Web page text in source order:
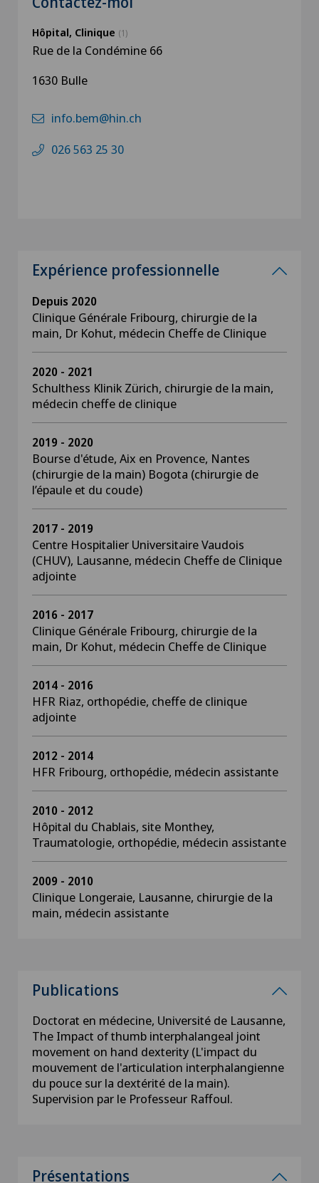
Hôpital, Clinique (1)
Rue de la Condémine 66
1630 Bulle
info.bem@hin.ch
026 563 25 30
Expérience professionnelle
Depuis 2020
Clinique Générale Fribourg, chirurgie de la
main, Dr Kohut, médecin Cheffe de Clinique
2020 - 2021
Schulthess Klinik Zürich, chirurgie de la main,
médecin cheffe de clinique
2019 - 2020
Bourse d'étude, Aix en Provence, Nantes
(chirurgie de la main) Bogota (chirurgie de
l’épaule et du coude)
2017 - 2019
Centre Hospitalier Universitaire Vaudois
(CHUV), Lausanne, médecin Cheffe de Clinique
adjointe
2016 - 2017
Clinique Générale Fribourg, chirurgie de la
main, Dr Kohut, médecin Cheffe de Clinique
2014 - 2016
HFR Riaz, orthopédie, cheffe de clinique
adjointe
2012 - 2014
HFR Fribourg, orthopédie, médecin assistante
2010 - 2012
Hôpital du Chablais, site Monthey,
Traumatologie, orthopédie, médecin assistante
2009 - 2010
Clinique Longeraie, Lausanne, chirurgie de la
main, médecin assistante
Publications
Doctorat en médecine, Université de Lausanne,
The Impact of thumb interphalangeal joint
movement on hand dexterity (L'impact du
mouvement de l'articulation interphalangienne
du pouce sur la dextérité de la main).
Supervision par le Professeur Raffoul.
Présentations